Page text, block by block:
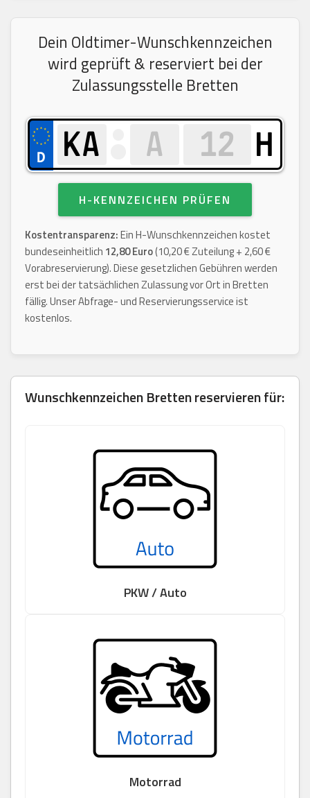
Dein Oldtimer-Wunschkennzeichen
wird geprüft & reserviert bei der
Zulassungsstelle Bretten
H
H-KENNZEICHEN PRÜFEN
Kostentransparenz:Ein H-Wunschkennzeichen kostet
bundeseinheitlich 12,80 Euro(10,20 € Zuteilung + 2,60 €
Vorabreservierung). Diese gesetzlichen Gebühren werden
erst bei der tatsächlichen Zulassung vor Ort in Bretten
fällig. Unser Abfrage- und Reservierungsservice ist
kostenlos.
WunschkennzeichenBrettenreservieren für:
PKW / Auto
Motorrad